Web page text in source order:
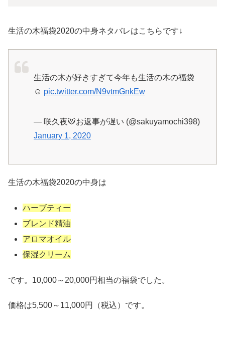
生活の木福袋2020の中身ネタバレはこちらです↓
生活の木が好きすぎて今年も生活の木の福袋
☺️ pic.twitter.com/N9vtmGnkEw
— 咲久夜🐯お返事が遅い (@sakuyamochi398)
January 1, 2020
生活の木福袋2020の中身は
ハーブティー
ブレンド精油
アロマオイル
保湿クリーム
です。10,000～20,000円相当の福袋でした。
価格は5,500～11,000円（税込）です。